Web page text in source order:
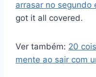
arrasar no segundo
got it all covered.
Ver também: 20
mente ao sair com